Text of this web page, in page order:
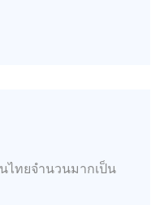
ไทยจำนวนมากเป็น